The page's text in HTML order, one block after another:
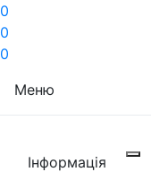
0
0
0
Меню
Інформація